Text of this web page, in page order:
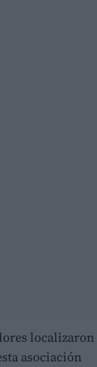
localizaron
asociación